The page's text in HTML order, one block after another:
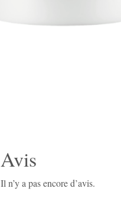
Avis
Il n’y a pas encore d’avis.